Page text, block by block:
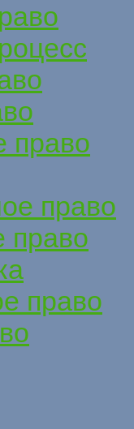
право
право
право
право